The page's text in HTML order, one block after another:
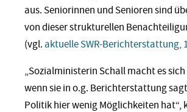
aus. Seniorinnen und Senioren sind
von dieser strukturellen
(vgl. aktuelle SWR-Berichterstattung,
„Sozialministerin Schall macht es
wenn sie in o.g. Berichterstattung
Politik hier wenig Möglichkeiten hat“,